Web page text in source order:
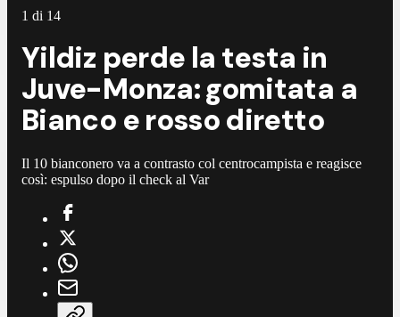
1 di 14
Yildiz perde la testa in
Juve-Monza: gomitata a
Bianco e rosso diretto
Il 10 bianconero va a contrasto col centrocampista e reagisce
così: espulso dopo il check al Var